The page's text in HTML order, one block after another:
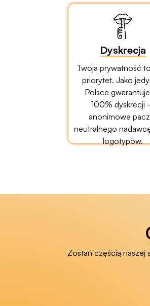
Dyskrecja
Twoja prywatność
priorytet. Jako
Polsce
100% dyskrecji
anonimowe
neutralnego
logotypów.
Zostań częścią naszej